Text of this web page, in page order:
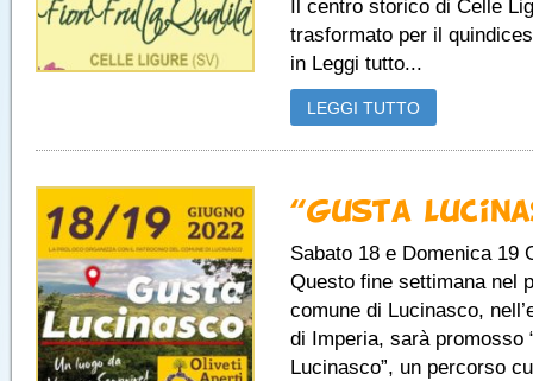
Il centro storico di Celle
trasformato per il
in Leggi tutto...
LEGGI TUTTO
“Gusta
Sabato 18 e Domenica 19
Questo fine settimana nel
comune di Lucinasco,
di Imperia, sarà promosso
Lucinasco”, un percorso